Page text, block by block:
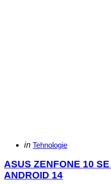
Categories
Posted
in Tehnologie
ASUS ZENFONE 10
ANDROID 14